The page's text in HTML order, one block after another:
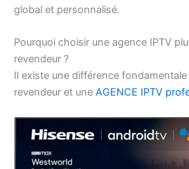
global et personnalisé.
Pourquoi choisir une agence IPTV
revendeur ?
Il existe une différence
revendeur et une AGENCE IPTV